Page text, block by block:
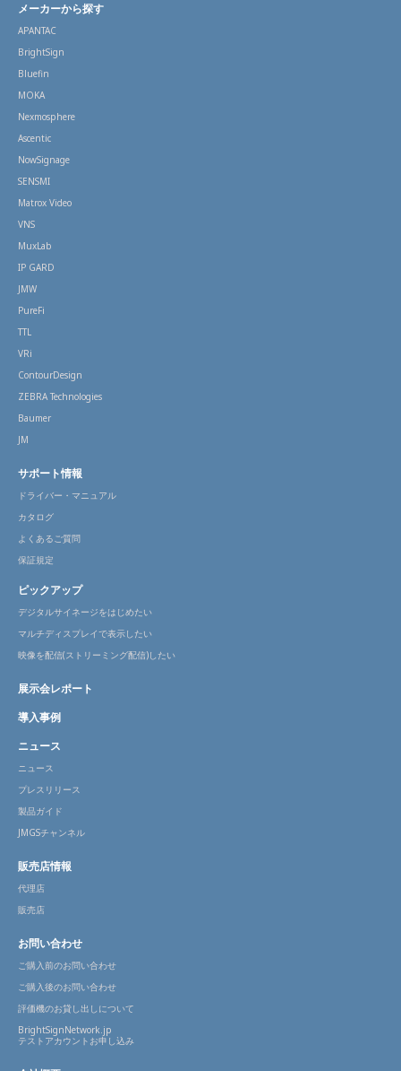
メーカーから探す
APANTAC
BrightSign
Bluefin
MOKA
Nexmosphere
Ascentic
NowSignage
SENSMI
Matrox Video
VNS
MuxLab
IP GARD
JMW
PureFi
TTL
VRi
ContourDesign
ZEBRA Technologies
Baumer
JM
サポート情報
ドライバー・マニュアル
カタログ
よくあるご質問
保証規定
ピックアップ
デジタルサイネージをはじめたい
マルチディスプレイで表示したい
映像を配信(ストリーミング配信)したい
展示会レポート
導入事例
ニュース
ニュース
プレスリリース
製品ガイド
JMGSチャンネル
販売店情報
代理店
販売店
お問い合わせ
ご購入前のお問い合わせ
ご購入後のお問い合わせ
評価機のお貸し出しについて
BrightSignNetwork.jp
テストアカウントお申し込み